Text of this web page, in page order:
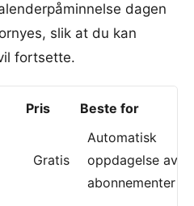
dagen
slik at du kan
fortsette.
Pris Beste for
Gratis
Automatisk
oppdagelse av
abonnementer